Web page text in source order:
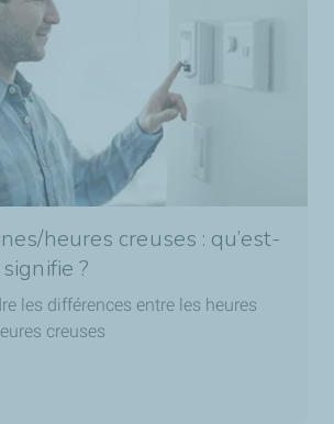
heures creuses : qu’est-
?
les différences entre les heures
creuses